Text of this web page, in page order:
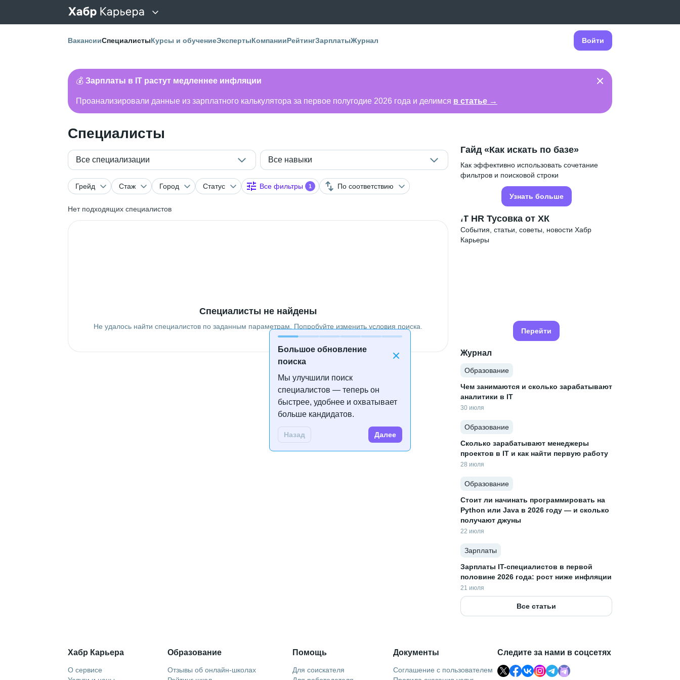
ВакансииСпециалистыКурсы и обучениеЭкспертыКомпанииРейтингЗарплатыЖурнал Войти
💰 Зарплаты в IT растут медленнее инфляции
Проанализировали данные из зарплатного калькулятора за первое полугодие 2026 года и делимся в статье →
Специалисты
Все специализации Все навыки
Грейд Стаж Город Статус Все фильтры 1 По соответствию
Нет подходящих специалистов
Большое обновление
поиска
Мы улучшили поиск
специалистов — теперь он
быстрее, удобнее и охватывает
больше кандидатов.
Назад Далее
Специалисты не найдены
Не удалось найти специалистов по заданным параметрам. Попробуйте изменить условия поиска.
Гайд «Как искать по базе»
Как эффективно использовать сочетание
фильтров и поисковой строки
Узнать больше
IT HR Тусовка от ХК
События, статьи, советы, новости Хабр
Карьеры
Перейти
Журнал
Образование
Чем занимаются и сколько зарабатывают
аналитики в IT
30 июля
Образование
Сколько зарабатывают менеджеры
проектов в IT и как найти первую работу
28 июля
Образование
Стоит ли начинать программировать на
Python или Java в 2026 году — и сколько
получают джуны
22 июля
Зарплаты
Зарплаты IT-специалистов в первой
половине 2026 года: рост ниже инфляции
21 июля
Все статьи
Хабр Карьера
О сервисе
Образование
Отзывы об онлайн-школах
Помощь
Для соискателя
Документы
Соглашение с пользователем
Следите за нами в соцсетях